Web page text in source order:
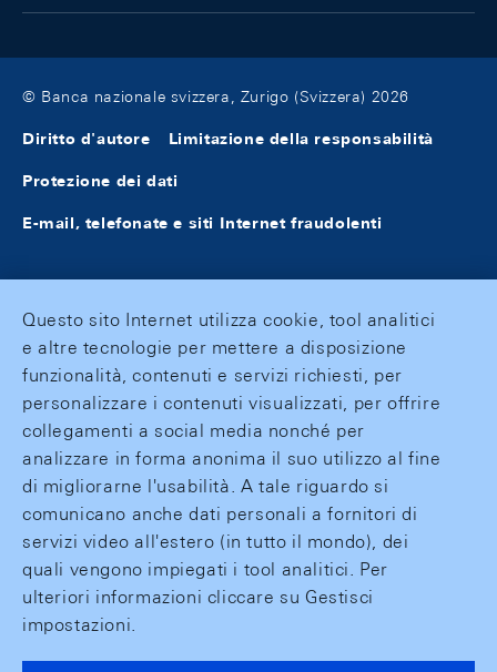
© Banca nazionale svizzera, Zurigo (Svizzera) 2026
Diritto d'autore Limitazione della responsabilità
Protezione dei dati
E-mail, telefonate e siti Internet fraudolenti
Questo sito Internet utilizza cookie, tool analitici
e altre tecnologie per mettere a disposizione
funzionalità, contenuti e servizi richiesti, per
personalizzare i contenuti visualizzati, per offrire
collegamenti a social media nonché per
analizzare in forma anonima il suo utilizzo al fine
di migliorarne l'usabilità. A tale riguardo si
comunicano anche dati personali a fornitori di
servizi video all'estero (in tutto il mondo), dei
quali vengono impiegati i tool analitici. Per
ulteriori informazioni cliccare su Gestisci
impostazioni.